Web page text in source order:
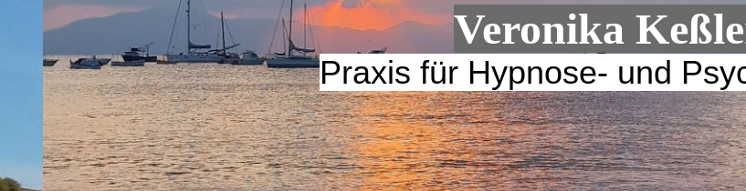
Nichtraucher-werden
Gewichts-Reduktion
Veronika
Praxis für Hypnose- und